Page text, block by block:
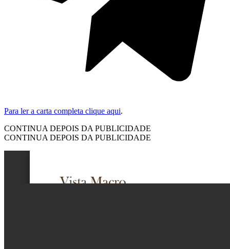
Para ler a carta completa clique aqui.
CONTINUA DEPOIS DA PUBLICIDADE
CONTINUA DEPOIS DA PUBLICIDADE